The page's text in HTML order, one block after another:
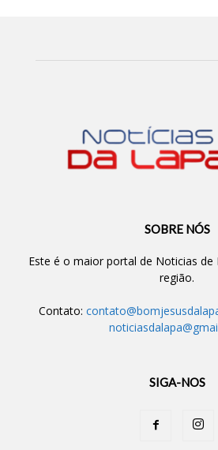
SOBRE NÓS
Este é o maior portal de Noticias de
região.
Contato:
SIGA-NOS